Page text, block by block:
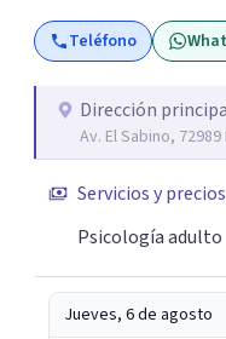
diversos procesos.
que tengas. Será un
Teléfono
Dirección
Av. El Sabino,
Servicios y precios
Psicología adulto
Jueves, 6 de agosto